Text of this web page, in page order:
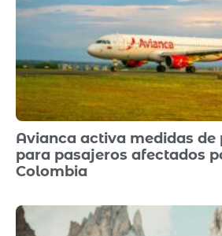
Avianca activa medidas de
para pasajeros afectados
Colombia